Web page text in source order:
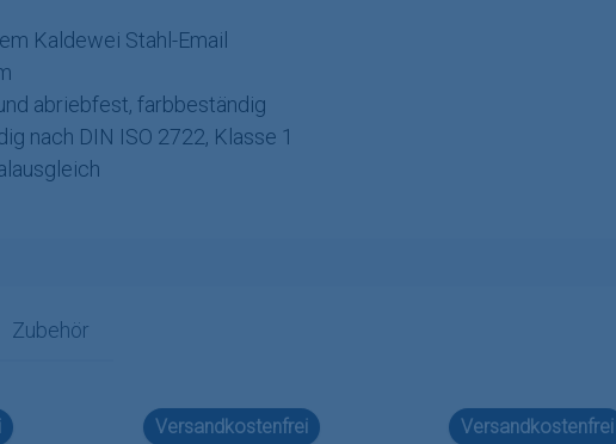
Kaldewei Stahl-Email
abriebfest, farbbeständig
nach DIN ISO 2722, Klasse 1
Zubehör
Versandkostenfrei Versandkostenfrei